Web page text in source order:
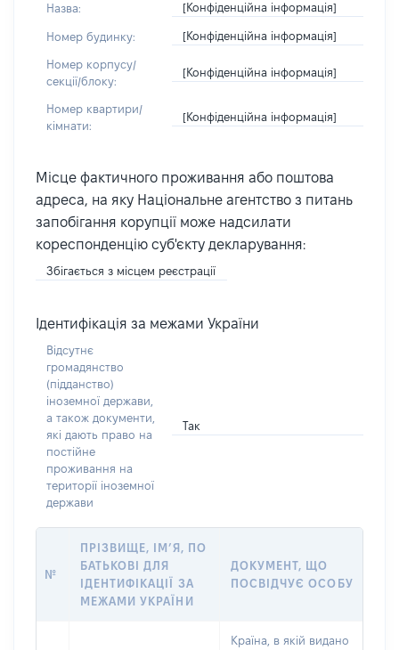
Назва: [Конфіденційна інформація]
Номер будинку: [Конфіденційна інформація]
Номер корпусу/
секції/блоку:
[Конфіденційна інформація]
Номер квартири/
кімнати:
[Конфіденційна інформація]
Місце фактичного проживання або поштова
адреса, на яку Національне агентство з питань
запобігання корупції може надсилати
кореспонденцію суб'єкту декларування:
Збігається з місцем реєстрації
Ідентифікація за межами України
Відсутнє
громадянство
(підданство)
іноземної держави,
а також документи,
які дають право на
постійне
проживання на
території іноземної
держави
Так
№
ПРІЗВИЩЕ, ІМ’Я, ПО
БАТЬКОВІ ДЛЯ
ІДЕНТИФІКАЦІЇ ЗА
МЕЖАМИ УКРАЇНИ
ДОКУМЕНТ, ЩО
ПОСВІДЧУЄ ОСОБУ
Країна, в якій видано